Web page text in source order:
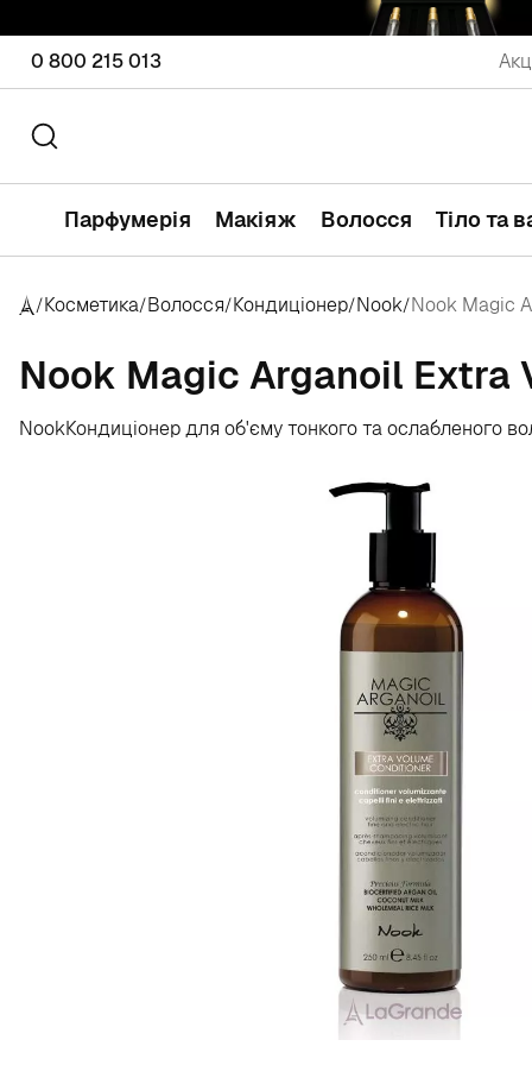
0 800 215 013
Парфумерія Макіяж Волосся Тіло та
/Косметика/Волосся/Кондиціонер/Nook/Nook Magic
Nook Magic Arganoil Extra
NookКондиціонер для об'єму тонкого та ослабленого